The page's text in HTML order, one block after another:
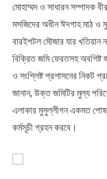
মোহাম্মদ ও সাধারন সম্পাদক
মসজিদের অধীন ঈদগাহ মাঠ ও
বারইপটল মৌজার যার
বিক্রিত জমি ফেরতসহ অবশিষ্ট
ও সংশ্লিষ্ট প্রশাসনের নিকট
জানান, উক্ত জমিটির মুল্য
এলাকার মুসুল্লীগন একমত
কর্মসূচী গ্রহন করবে।